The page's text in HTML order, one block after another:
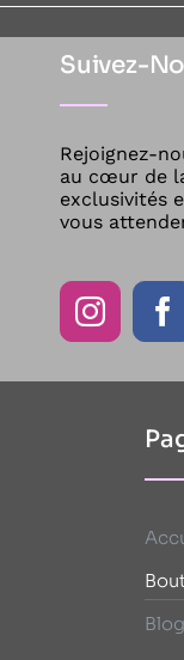
Suivez-
Rejoignez-
au cœur de
exclusivités
vous
Blog